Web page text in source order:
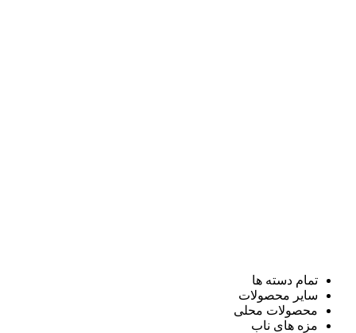
تمام دسته ها
سایر محصولات
محصولات محلی
مزه های ناب